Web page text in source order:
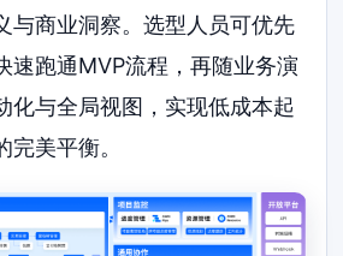
与商业洞察。选型人员可优先
速跑通MVP流程，再随业务演
化与全局视图，实现低成本起
美平衡。